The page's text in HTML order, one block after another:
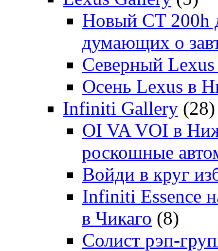
Новый CT 200h
думающих о
Северный Lexus
Осень Lexus в
Infiniti Gallery (28)
OI VA VOI в
роскошные
Войди в круг
Infiniti Essence
в Чикаго (8)
Солист рэп-